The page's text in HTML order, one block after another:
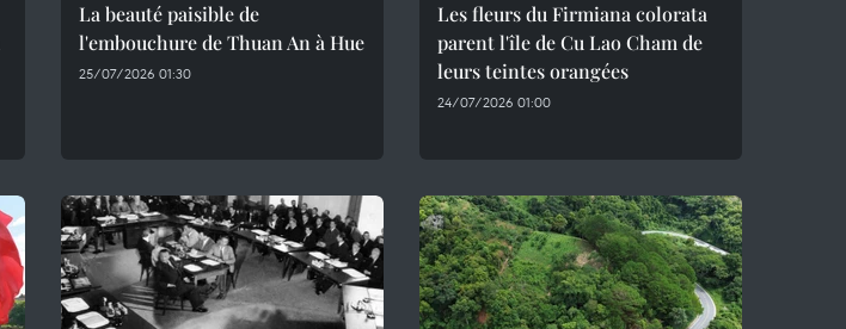
La beauté paisible de
l'embouchure de Thuan An à Hue
25/07/2026 01:30
Les fleurs du Firmiana colorata
parent l'île de Cu Lao Cham de
leurs teintes orangées
24/07/2026 01:00